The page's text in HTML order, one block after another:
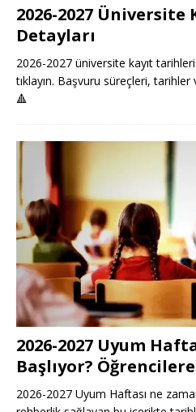
2026-2027
Detayları
2026-2027 üniversite kayıt
tıklayın. Başvuru süreçleri,
🔺
2026-2027 Uyum
Başlıyor?
2026-2027 Uyum Haftası ne